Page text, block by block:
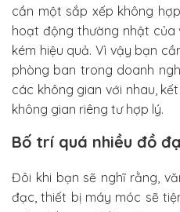
cần một sắp xếp không
hoạt động thường nhật của
kém hiệu quả. Vì vậy bạn
phòng ban trong doanh
các không gian với nhau,
không gian riêng tư hợp lý.
Bố trí quá nhiều đồ
Đôi khi bạn sẽ nghĩ rằng,
đạc, thiết bị máy móc sẽ